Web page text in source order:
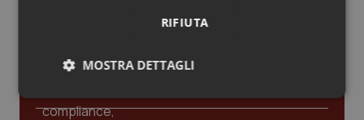
Quotidiano Pediatria
Rene & patologie urogenitali
compliance, GDPR e Risk management
RIFIUTA
MOSTRA DETTAGLI
Necessari Statistici Marketing